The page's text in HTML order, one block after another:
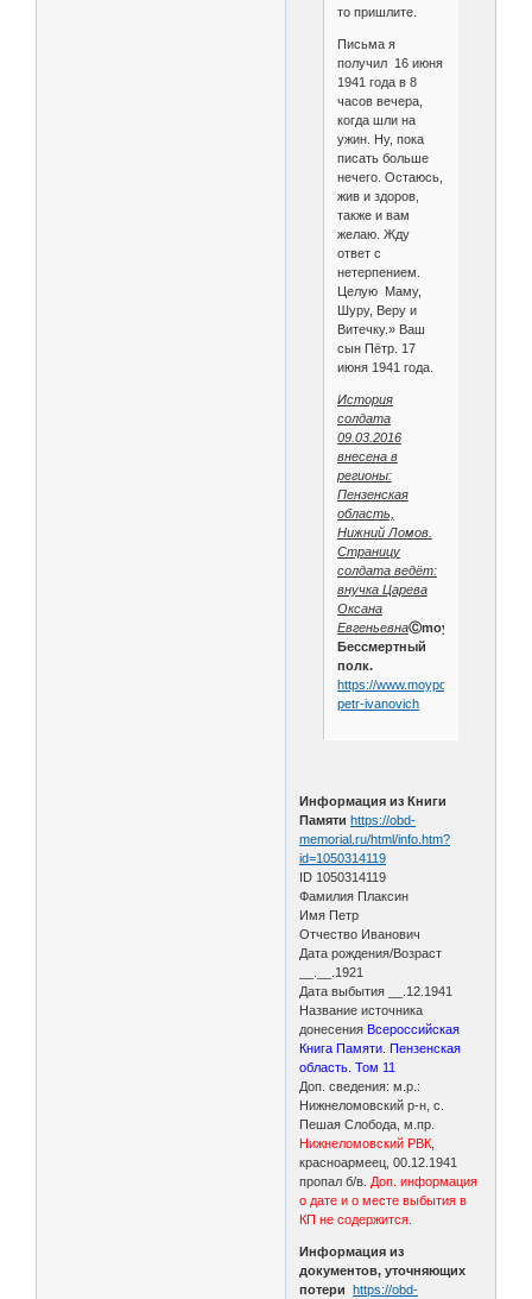
то пришлите.
Письма я
получил 16 июня
1941 года в 8
часов вечера,
когда шли на
ужин. Ну, пока
писать больше
нечего. Остаюсь,
жив и здоров,
также и вам
желаю. Жду
ответ с
нетерпением.
Целую Маму,
Шуру, Веру и
Витечку.» Ваш
сын Пётр. 17
июня 1941 года.
История
солдата
09.03.2016
внесена в
регионы:
Пензенская
область,
Нижний Ломов.
Страницу
солдата ведёт:
внучка Царева
Оксана
ЕвгеньевнаⒸmoypolk.ru
Бессмертный
полк.
https://www.moypolk.ru/soldier/
petr-ivanovich
Информация из Книги
Памяти https://obd-
memorial.ru/html/info.htm?
id=1050314119
ID 1050314119
Фамилия Плаксин
Имя Петр
Отчество Иванович
Дата рождения/Возраст
__.__.1921
Дата выбытия __.12.1941
Название источника
донесения Всероссийская
Книга Памяти. Пензенская
область. Том 11
Доп. сведения: м.р.:
Нижнеломовский р-н, с.
Пешая Слобода, м.пр.
Нижнеломовский РВК
красноармеец, 00.12.1941
пропал б/в. Доп. информация
о дате и о месте выбытия в
КП не содержится.
Информация из
документов, уточняющих
потери https://obd-